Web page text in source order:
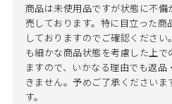
商品は未使用品ですが状態に不
売しております。特に目立った
しておりますのでご確認くださ
も細かな商品状態を考慮した上で
ますので、いかなる理由でも返
きません。予めご了承ください
す。